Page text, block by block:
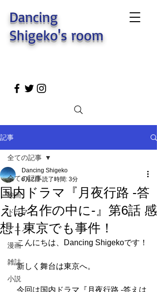
Dancing
Shigeko's room
記事
全ての記事
映画
ドラマ
アニメ
漫画
雑誌
小説
全ての記事
国内ドラマ『月夜行路 -答
えは名作の中に-』第6話 感
想 | 東京でも事件！
Dancing Shigeko
6月2日 読了時間: 3分
こんにちは、Dancing Shigekoです！
新しく舞台は東京へ。
今回は国内ドラマ『月夜行路 -答えは